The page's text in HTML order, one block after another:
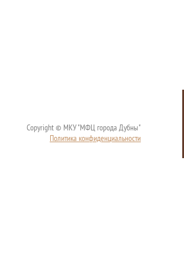
Copyright © МКУ "МФЦ города Дубны"
Политика конфиденциальности